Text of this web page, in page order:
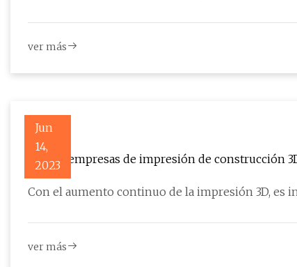
ver más
Jun
14,
2023
Top 10: empresas de impresión de construcción
Con el aumento continuo de la impresión 3D, es
ver más